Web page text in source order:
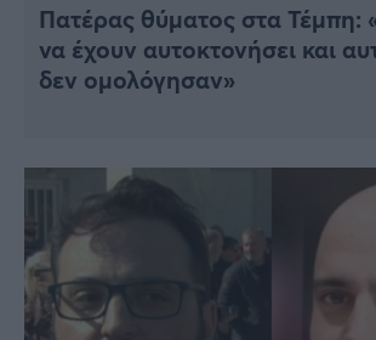
Πατέρας θύματος στα Τέμπη:
να έχουν αυτοκτονήσει και
δεν ομολόγησαν»